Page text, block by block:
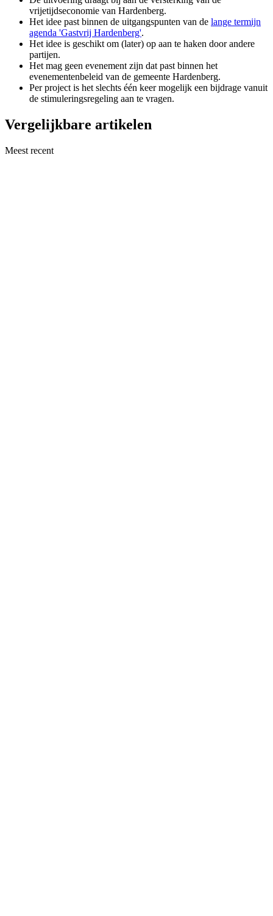
vrijetijdseconomie van Hardenberg.
Het idee past binnen de uitgangspunten van de lange termijn
agenda 'Gastvrij Hardenberg'.
Het idee is geschikt om (later) op aan te haken door andere
partijen.
Het mag geen evenement zijn dat past binnen het
evenementenbeleid van de gemeente Hardenberg.
Per project is het slechts één keer mogelijk een bijdrage vanuit
de stimuleringsregeling aan te vragen.
Vergelijkbare artikelen
Meest recent